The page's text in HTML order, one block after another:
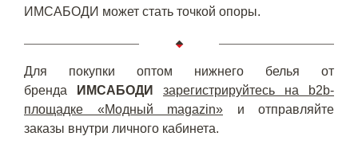
ИМСАБОДИ может стать точкой опоры.
Для покупки оптом нижнего белья от
бренда
ИМСАБОДИ зарегистрируйтесь на b2b-
площадке «Модный magazin» и отправляйте
заказы внутри личного кабинета.